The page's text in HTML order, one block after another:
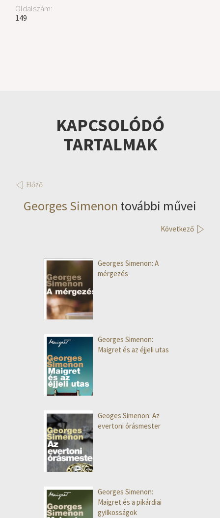
Oldalszám:
149
KAPCSOLÓDÓ
TARTALMAK
Előző
Georges Simenon további művei
Következő
Georges Simenon: A
mérgezés
Georges Simenon:
Maigret és az éjjeli utas
Geoges Simenon: Az
evertoni órásmester
Georges Simenon:
Maigret és a pikárdiai
gyilkosságok